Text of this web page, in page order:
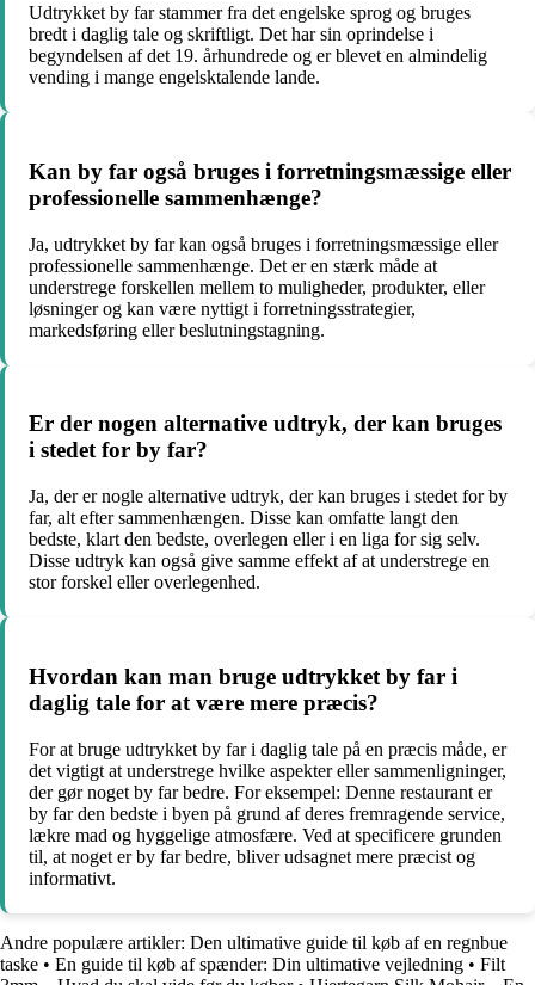
Udtrykket by far stammer fra det engelske sprog og bruges
bredt i daglig tale og skriftligt. Det har sin oprindelse i
begyndelsen af det 19. århundrede og er blevet en almindelig
vending i mange engelsktalende lande.
Kan by far også bruges i forretningsmæssige eller
professionelle sammenhænge?
Ja, udtrykket by far kan også bruges i forretningsmæssige eller
professionelle sammenhænge. Det er en stærk måde at
understrege forskellen mellem to muligheder, produkter, eller
løsninger og kan være nyttigt i forretningsstrategier,
markedsføring eller beslutningstagning.
Er der nogen alternative udtryk, der kan bruges
i stedet for by far?
Ja, der er nogle alternative udtryk, der kan bruges i stedet for by
far, alt efter sammenhængen. Disse kan omfatte langt den
bedste, klart den bedste, overlegen eller i en liga for sig selv.
Disse udtryk kan også give samme effekt af at understrege en
stor forskel eller overlegenhed.
Hvordan kan man bruge udtrykket by far i
daglig tale for at være mere præcis?
For at bruge udtrykket by far i daglig tale på en præcis måde, er
det vigtigt at understrege hvilke aspekter eller sammenligninger,
der gør noget by far bedre. For eksempel: Denne restaurant er
by far den bedste i byen på grund af deres fremragende service,
lækre mad og hyggelige atmosfære. Ved at specificere grunden
til, at noget er by far bedre, bliver udsagnet mere præcist og
informativt.
Andre populære artikler: Den ultimative guide til køb af en regnbue
taske • En guide til køb af spænder: Din ultimative vejledning • Filt